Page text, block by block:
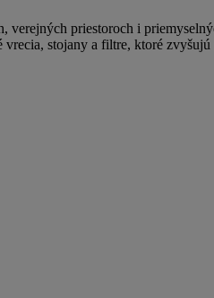
priestoroch i
stojany a filtre, ktoré